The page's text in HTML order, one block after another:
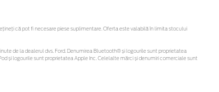
că pot fi necesare piese suplimentare. Oferta este valabilă în limita stocului
de la dealerul dvs. Ford. Denumirea Bluetooth® și logourile sunt proprietatea
și logourile sunt proprietatea Apple Inc. Celelalte mărci și denumiri comerciale sunt